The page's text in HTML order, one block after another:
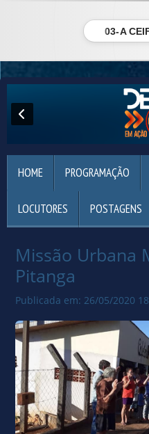
03-A
HOME PROGRAMAÇÃO
LOCUTORES POSTAGENS
Missão Urbana
Pitanga
Publicada em: 26/05/2020